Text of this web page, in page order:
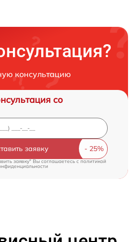
консультацию
со
заявку
заявку" Вы соглашаетесь cполитикой